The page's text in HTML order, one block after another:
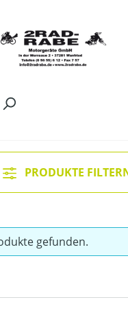
PRODUKTE
gefunden.